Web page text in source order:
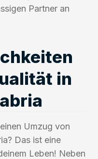
Partner an
in
Umzug von
Das ist eine
Leben! Neben